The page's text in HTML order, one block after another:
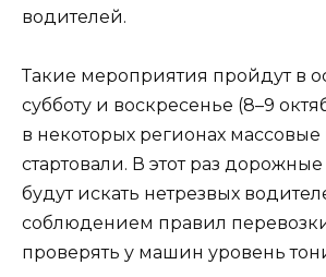
водителей.
Такие мероприятия пройдут в
субботу и воскресенье (8–9
в некоторых регионах
стартовали. В этот раз
будут искать нетрезвых
соблюдением правил
проверять у машин уровень